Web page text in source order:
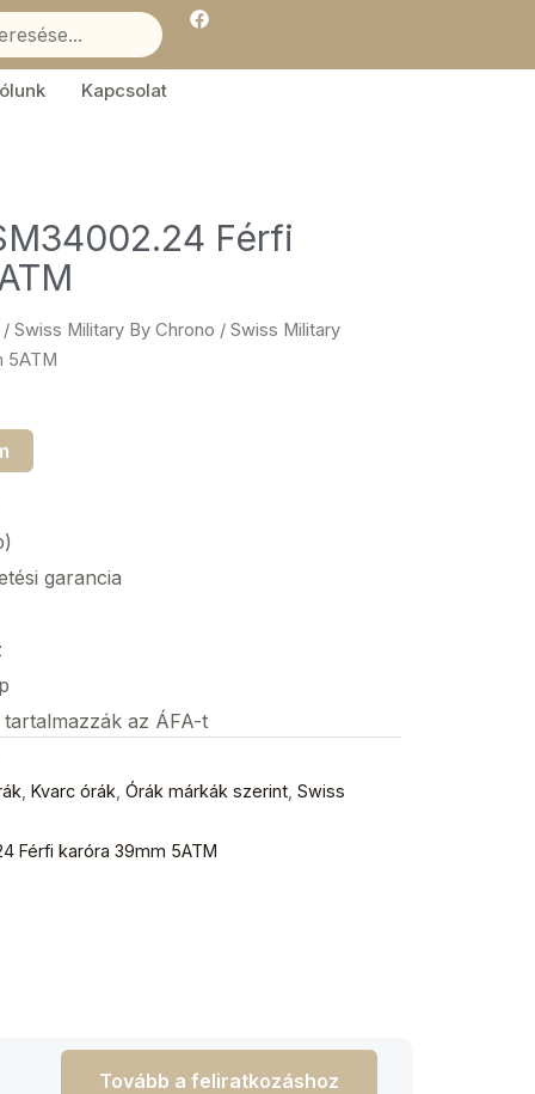
F
a
e
Kapcsolat
Férfi
/ Swiss Military By Chrono / Swiss Military
5ATM
garancia
az ÁFA-t
Kvarc órák Órák márkák szerint Swiss
Férfi karóra 39mm 5ATM
Tovább a feliratkozáshoz